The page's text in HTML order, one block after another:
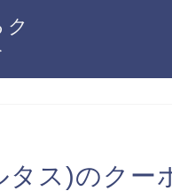
タス)のクー